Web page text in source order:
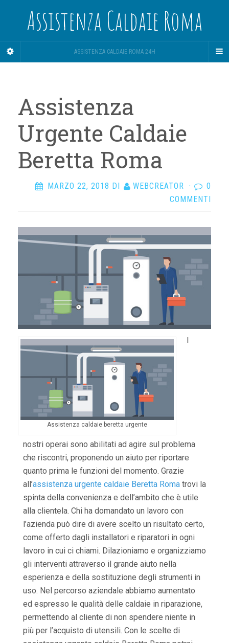
Assistenza Caldaie Roma
ASSISTENZA CALDAIE ROMA 24H
Assistenza
Urgente Caldaie
Beretta Roma
MARZO 22, 2018 DI WEBCREATOR ·
0
COMMENTI
Assistenza caldaie beretta urgente
I
nostri operai sono abilitati ad agire sul problema
che riscontri, proponendo un aiuto per riportare
quanto prima le funzioni del momento. Grazie
all’assistenza urgente caldaie Beretta Roma trovi la
spinta della convenienza e dell’ambito che è utile
alla clientela. Chi ha domandato un lavoro con
l’azienda può dire di avere scelto un risultato certo,
come offerto dagli installatori e riparatori in ogni
lavoro in cui ci chiami. Dilazioniamo e organizziamo
gli interventi attraverso il grande aiuto nella
esperienza e della sostituzione degli strumenti in
uso. Nel percorso aziendale abbiamo aumentato
ed espresso le qualità delle caldaie in riparazione,
permettendo al cliente di non spendere niente in
più per l’acquisto di utensili. Con le scelte di